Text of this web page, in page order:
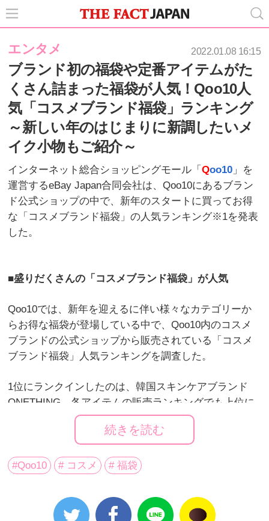
エンタメ 2022.01.08 16:15
ブランド初の福袋や定番アイテムがた
くさん詰まった福袋が人気！Qoo10人
気「コスメブランド福袋」ランキング
～新しい年のはじまりに新調したいメ
イク小物もご紹介～
インターネット総合ショッピングモール「Qoo10 」を
運営するeBay Japan合同会社は、Qoo10にあるブラン
ド公式ショップの中で、新年のスタートに買ってお得
な「コスメブランド福袋」の人気ランキング※1を発表
した。
■盛りだくさんの「コスメブランド福袋」が人気
Qoo10では、新年を迎えるに伴い様々なカテゴリーか
らお得な福袋が登場している中で、Qoo10内のコスメ
ブランドの公式ショップから販売されている「コスメ
ブランド福袋」人気ランキングを調査した。
1位にランクインしたのは、韓国スキンケアブランド
ONETHING。各アイテムの販売ランキングでも上位に
入る人気の化粧水がセットに入るなど、Qoo10公式シ
ョップオープン以来初の福袋に注目が集まった。2位は
ブランドから肌タイプなどに合わせて細かく選べ、好
のは、シカコスメで話題となったVTコスメティックス
の福袋。定番のフェイスクリームと現品サイズの化粧
続きを読む
#Qoo10 # コスメ # 福袋